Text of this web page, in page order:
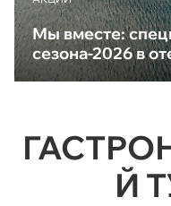
Мы вместе:
сезона-2026 в
Й